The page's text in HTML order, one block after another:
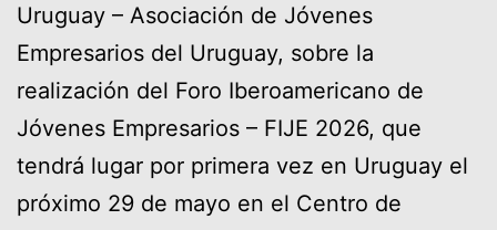
Uruguay – Asociación de Jóvenes
Empresarios del Uruguay, sobre la
realización del Foro Iberoamericano de
Jóvenes Empresarios – FIJE 2026, que
tendrá lugar por primera vez en Uruguay el
próximo 29 de mayo en el Centro de